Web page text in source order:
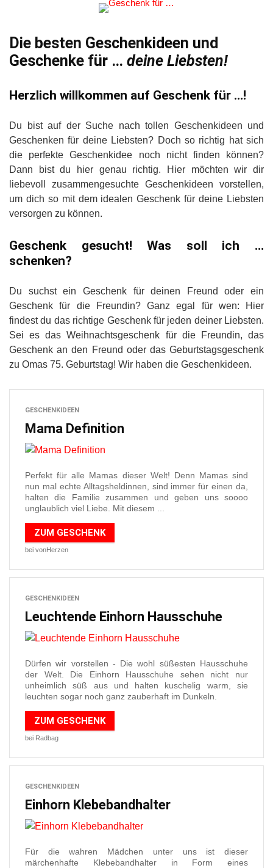
Die besten Geschenkideen und
Geschenke für … deine Liebsten!
Herzlich willkommen auf Geschenk für …!
Du bist auf der Suche nach tollen Geschenkideen und
Geschenken für deine Liebsten? Doch so richtig hat sich
die perfekte Geschenkidee noch nicht finden können?
Dann bist du hier genau richtig. Hier möchten wir dir
liebevoll zusammengesuchte Geschenkideen vorstellen,
um dich so mit dem idealen Geschenk für deine Liebsten
versorgen zu können.
Geschenk gesucht! Was soll ich …
schenken?
Du suchst ein Geschenk für deinen Freund oder ein
Geschenk für die Freundin? Ganz egal für wen: Hier
findest du das richtige Geschenk für jeden deiner Liebsten.
Sei es das Weihnachtsgeschenk für die Freundin, das
Geschenk an den Freund oder das Geburtstagsgeschenk
zu Omas 75. Geburtstag! Wir haben die Geschenkideen.
GESCHENKIDEEN
Mama Definition
Perfekt für alle Mamas dieser Welt! Denn Mamas sind
nun mal echte Alltagsheldinnen, sind immer für einen da,
halten die Familie zusammen und geben uns soooo
unglaublich viel Liebe. Mit diesem ...
ZUM GESCHENK
bei vonHerzen
GESCHENKIDEEN
Leuchtende Einhorn Hausschuhe
Dürfen wir vorstellen - Die wohl süßesten Hausschuhe
der Welt. Die Einhorn Hausschuhe sehen nicht nur
unheimlich süß aus und halten kuschelig warm, sie
leuchten sogar noch ganz zauberhaft im Dunkeln.
ZUM GESCHENK
bei Radbag
GESCHENKIDEEN
Einhorn Klebebandhalter
Für die wahren Mädchen unter uns ist dieser
märchenhafte Klebebandhalter in Form eines